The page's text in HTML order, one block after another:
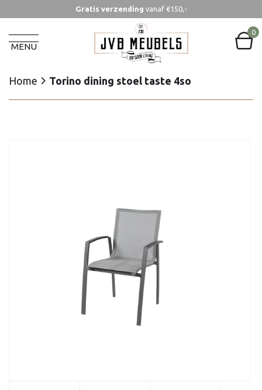
Gratis verzending vanaf €150,-
MENU
0
Home Torino dining stoel taste 4so
Home Torino dining stoel taste 4so